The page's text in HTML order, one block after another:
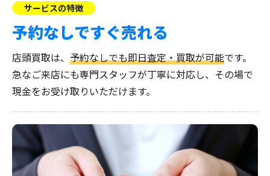
サービスの特徴
予約なしですぐ売れる
店頭買取は、 予約なしでも即日査定・買取が可能です。
急なご来店にも専門スタッフが丁寧に対応し、その場で
現金をお受け取りいただけます。